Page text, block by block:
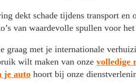
dekt schade tijdens transport
van waardevolle spullen voor
graag met je internationale
wilt maken van onze volledige
je auto hoort bij onze